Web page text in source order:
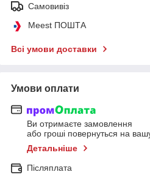
Самовивіз
Meest ПОШТА
Всі умови доставки
Умови оплати
Ви отримаєте замовлення
або гроші повернуться на
Детальніше
Післяплата